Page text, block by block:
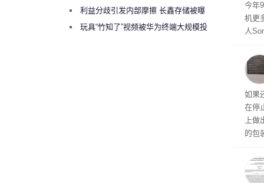
今年
机更
人
蓝
ra的
生产
如果
在停
上
的包
初
绕梁”利益分歧引发内部摩擦 长鑫存储被曝
曾将华为驻场工程师驱逐出研发基地
玩具“竹知了”视频被华为终端大规模投